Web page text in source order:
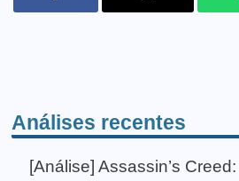
Análises recentes
[Análise] Assassin’s